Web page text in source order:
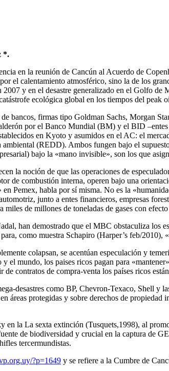
*.
en la reunión de Cancún al Acuerdo de
el calentamiento atmosférico, sino la de los
2007 y en el desastre generalizado en el Golfo
ecológica global en los tiempos del peak
bancos, firmas tipo Goldman Sachs, Morgan
por el Banco Mundial (BM) y el BID
en Kyoto y asumidos en el AC: el
ambiental (REDD). Ambos fungen bajo el
bajo la «mano invisible», son los que
la noción de que las operaciones de
de combustión interna, operen bajo una
Pemex, habla por sí misma. No es la
junto a entes financieros, empresas
de millones de toneladas de gases con
han demostrado que el MBC obstaculiza los
como muestra Schapiro (Harper’s feb/
colapsan, se acentúan especulación y
el mundo, los paises ricos pagan para
contratos de compra-venta los países ricos
desastres como BP, Chevron-Texaco, Shell
áreas protegidas y sobre derechos de
en la La sexta extinción (Tusquets,1998), al
de biodiversidad y crucial en la captura de
tercermundistas.
?p=1649 y se refiere a la Cumbre de